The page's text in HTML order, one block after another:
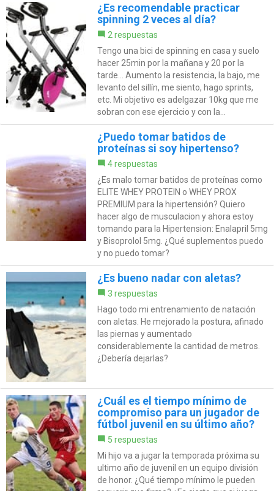
¿Es recomendable practicar
spinning 2 veces al día?
2 respuestas
Tengo una bici de spinning en casa y suelo
hacer 25min por la mañana y 20 por la
tarde... Aumento la resistencia, la bajo, me
levanto del sillín, me siento, hago sprints,
etc. Mi objetivo es adelgazar 10kg que me
sobran con ese ejercicio y con la...
¿Puedo tomar batidos de
proteínas si soy hipertenso?
4 respuestas
¿Es malo tomar batidos de proteínas como
ELITE WHEY PROTEIN o WHEY PROX
PREMIUM para la hipertensión? Quiero
hacer algo de musculacion y ahora estoy
tomando para la Hipertension: Enalapril 5mg
y Bisoprolol 5mg. ¿Qué suplementos puedo
y no puedo tomar?
¿Es bueno nadar con aletas?
3 respuestas
Hago todo mi entrenamiento de natación
con aletas. He mejorado la postura, afinado
las piernas y aumentado
considerablemente la cantidad de metros.
¿Debería dejarlas?
¿Cuál es el tiempo mínimo de
compromiso para un jugador de
fútbol juvenil en su último año?
5 respuestas
Mi hijo va a jugar la temporada próxima su
ultimo año de juvenil en un equipo división
de honor. ¿Qué tiempo mínimo le pueden